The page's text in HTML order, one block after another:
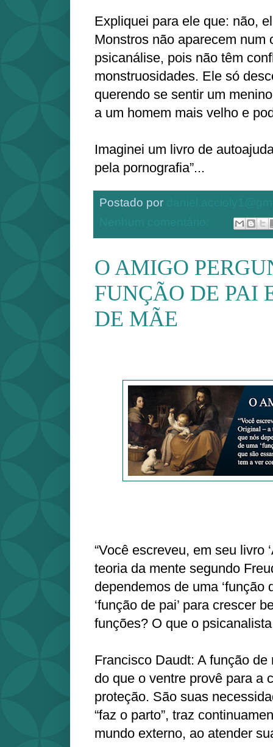
Expliquei para ele que: não,
Monstros não aparecem num
psicanálise, pois não têm
monstruosidades. Ele só
querendo se sentir um
a um homem mais velho e
Imaginei um livro de
pela pornografia”...
Postado por
O AMIGO
FUNÇÃO DE PAI
DE MÃE
“Você escreveu, em seu livro
teoria da mente segundo
dependemos de uma ‘função
‘função de pai’ para crescer
funções? O que o
Francisco Daudt: A função
do que o ventre provê para a
proteção. São suas
“faz o parto”, traz
mundo externo, ao atender